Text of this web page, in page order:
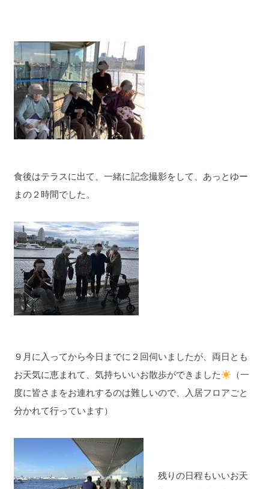
食後はテラスに出て、一緒に記念撮影をして、あっとゆー
まの２時間でした。
９月に入ってから今日までに２回伺いましたが、両日とも
お天気に恵まれて、気持ちいいお散歩ができました
（一
度に皆さまをお連れするのは難しいので、入居フロアごと
分かれて行っています）
残りの日程もいいお天